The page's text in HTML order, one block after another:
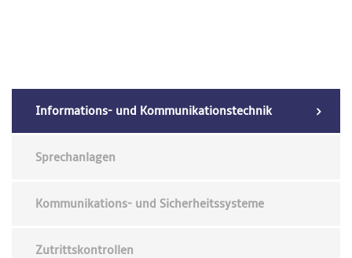
Informations- und Kommunikationstechnik
Sprechanlagen
Kommunikations- und Sicherheitssysteme
Zutrittskontrollen